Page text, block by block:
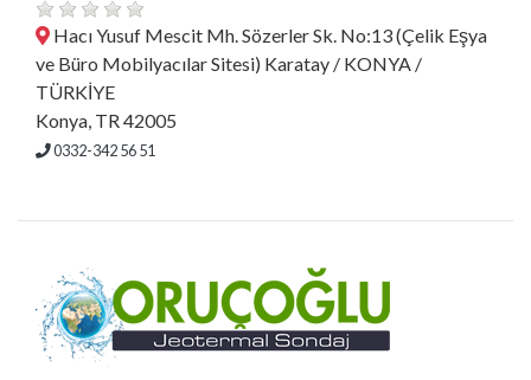
Hacı Yusuf Mescit Mh. Sözerler Sk. No:13 (Çelik Eşya
ve Büro Mobilyacılar Sitesi) Karatay / KONYA /
TÜRKİYE
Konya, TR 42005
0332-342 56 51